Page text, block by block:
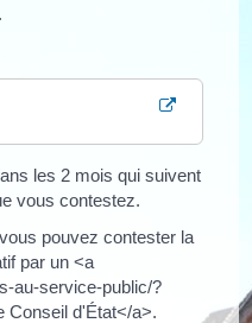
les 2 mois qui suivent
vous contestez.
pouvez contester la
par un <a
au-service-public/?
Conseil d'État</a>.